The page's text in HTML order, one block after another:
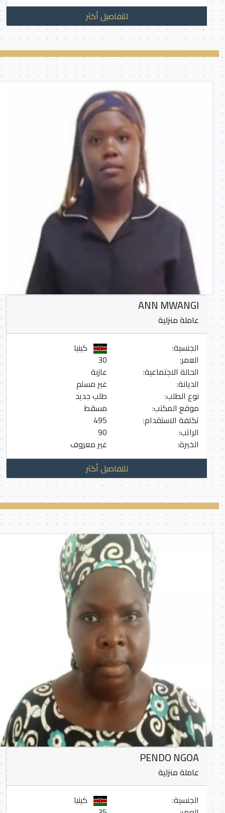
للتفاصيل أكثر
ANN MWANGI
عاملة منزلية
الجنسية:
كينيا
العمر:
الحالة الاجتماعية:
عازبة
الديانة:
غير مسلم
نوع الطلب:
طلب جديد
موقع المكتب:
مسقط
تكلفة الاستقدام:
495
الراتب:
الخبرة:
غير معروف
للتفاصيل أكثر
PENDO NGOA
عاملة منزلية
الجنسية:
كينيا